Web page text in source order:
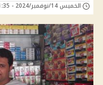
الخميس 14/نوفمبر/2024 - 01:35 ص